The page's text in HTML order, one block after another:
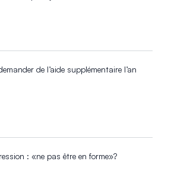
de l’aide supplémentaire l’an
: «ne pas être en forme»?